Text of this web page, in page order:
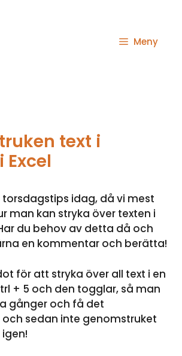
Meny
text i
Excel
idag, då vi mest
man kan stryka över texten i
du behov av detta då och
en kommentar och berätta!
för att stryka över all text i en
+ 5 och den togglar, så man
gånger och få det
sedan inte genomstruket